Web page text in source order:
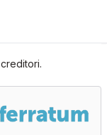
creditori.